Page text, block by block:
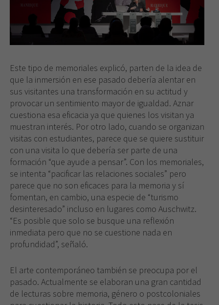
Este tipo de memoriales explicó, parten de la idea de
que la inmersión en ese pasado debería alentar en
sus visitantes una transformación en su actitud y
provocar un sentimiento mayor de igualdad. Aznar
cuestiona esa eficacia ya que quienes los visitan ya
muestran interés. Por otro lado, cuando se organizan
visitas con estudiantes, parece que se quiere sustituir
con una visita lo que debería ser parte de una
formación “que ayude a pensar”. Con los memoriales,
se intenta “pacificar las relaciones sociales” pero
parece que no son eficaces para la memoria y sí
fomentan, en cambio, una especie de “turismo
desinteresado” incluso en lugares como Auschwitz.
“Es posible que solo se busque una reflexión
inmediata pero que no se cuestione nada en
profundidad”, señaló.
El arte contemporáneo también se preocupa por el
pasado. Actualmente se elaboran una gran cantidad
de lecturas sobre memoria, género o postcoloniales